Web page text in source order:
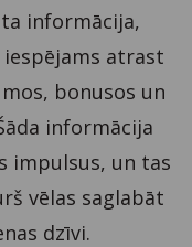
informācija,
iespējams atrast
bonusos un
informācija
impulsus, un tas
vēlas saglabāt
dzīvi.